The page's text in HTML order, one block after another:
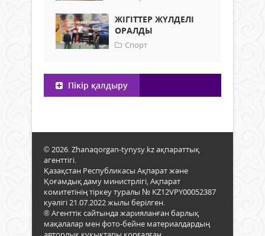
ЖІГІТТЕР ЖҮЛДЕЛІ
ОРАЛДЫ
Спорт
Пікір қалдыру
© 2026. Zhanaqorgan-tynysy.kz ақпараттық
агенттігі.
Қазақстан Республикасы Ақпарат және
Қоғамдық даму министрлігі, Ақпарат
комитетінің тіркеу туралы № KZ12VPY00052387
куәлігі 21.07.2022 жылы берілген.
® Агенттік сайтында жарияланған барлық
мақалалар мен фото-бейне материалдардың